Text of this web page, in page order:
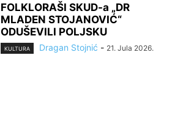
FOLKLORAŠI SKUD-a „DR
MLADEN STOJANOVIĆ“
ODUŠEVILI POLJSKU
KULTURA Dragan Stojnić - 21. Jula 2026.